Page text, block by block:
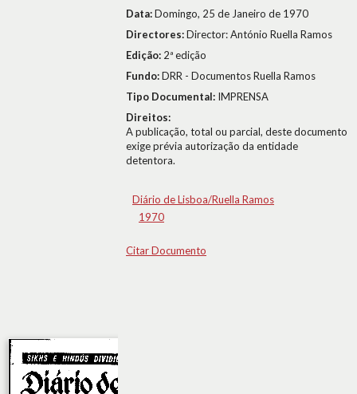
Data:Domingo, 25 de Janeiro de 1970
Directores:Director: António Ruella Ramos
Edição: 2ª edição
Fundo:DRR - Documentos Ruella Ramos
Tipo Documental: IMPRENSA
Direitos:
A publicação, total ou parcial, deste documento
exige prévia autorização da entidade
detentora.
Diário de Lisboa/Ruella Ramos
1970
Citar Documento